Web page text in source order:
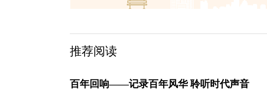
推荐阅读
百年回响——记录百年风华 聆听时代声音